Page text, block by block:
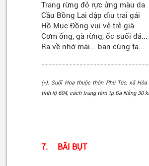
Trang rừng đỏ rực ửng màu da
Cầu Bồng Lai dập dìu trai gái
Hồ Mục Đồng vui vẻ trẻ già
Cơm ống, gà rừng, ốc suối đá...
Ra về nhớ mãi... bạn cùng ta...
(*): Suối Hoa thuộc thôn Phú Túc, xã Hòa
tỉnh lộ 604, cách trung tâm tp Đà Nẵng 30
7. BÃI BỤT